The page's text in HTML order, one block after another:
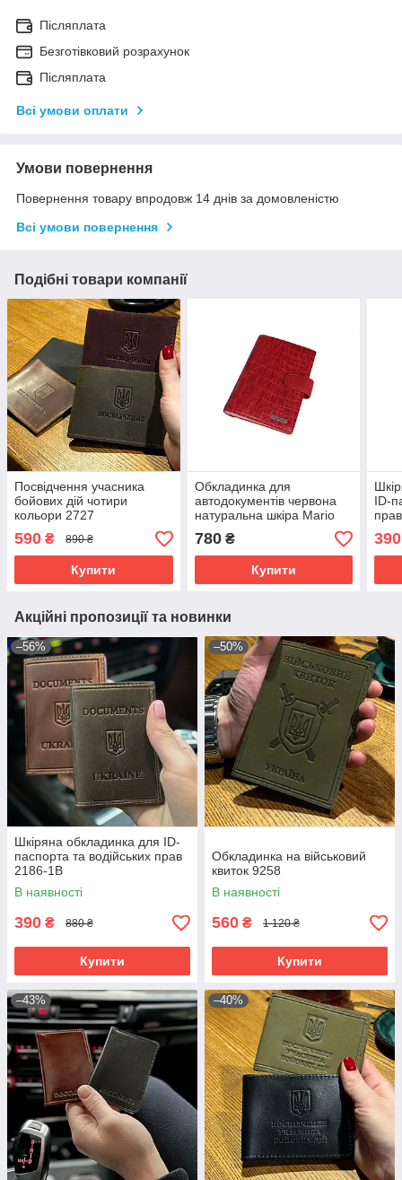
Післяплата
Безготівковий розрахунок
Післяплата
Всі умови оплати
Умови повернення
Повернення товару впродовж 14 днів за домовленістю
Всі умови повернення
Подібні товари компанії
Посвідчення учасника
бойових дій чотири
кольори 2727
590 ₴ 890 ₴
Купити
Обкладинка для
автодокументів червона
натуральна шкіра Mario
Veronni
780₴
Купити
ID-
390
Акційні пропозиції та новинки
–56%
Шкіряна обкладинка для ID-
паспорта та водійських прав
2186-1B
В наявності
390 ₴ 880 ₴
Купити
–50%
Обкладинка на військовий
квиток 9258
В наявності
560 ₴ 1 120 ₴
Купити
–43% –40%